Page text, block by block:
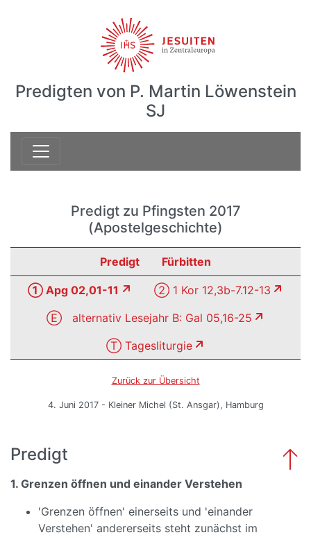
Predigten von P. Martin Löwenstein
SJ
Predigt zu Pfingsten 2017
(Apostelgeschichte)
Predigt Fürbitten
① Apg 02,01-11
② 1 Kor 12,3b-7.12-13
Ⓔ alternativ Lesejahr B: Gal 05,16-25
Ⓣ Tagesliturgie
Zurück zur Übersicht
4. Juni 2017 - Kleiner Michel (St. Ansgar), Hamburg
Predigt
1. Grenzen öffnen und einander Verstehen
'Grenzen öffnen' einerseits und 'einander
Verstehen' andererseits steht zunächst im